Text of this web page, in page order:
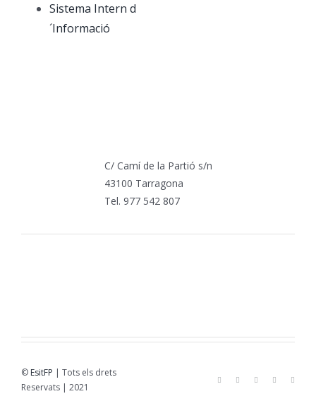
Sistema Intern d
´Informació
C/ Camí de la Partió s/n
43100 Tarragona
Tel. 977 542 807
© EsitFP | Tots els drets
Reservats | 2021